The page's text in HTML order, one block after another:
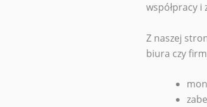
współpracy
Z naszej
biura czy